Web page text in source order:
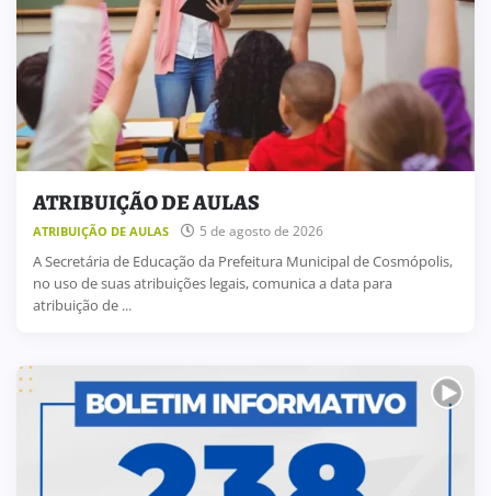
ATRIBUIÇÃO DE AULAS
ATRIBUIÇÃO DE AULAS 5 de agosto de 2026
A Secretária de Educação da Prefeitura Municipal de Cosmópolis,
no uso de suas atribuições legais, comunica a data para
atribuição de ...